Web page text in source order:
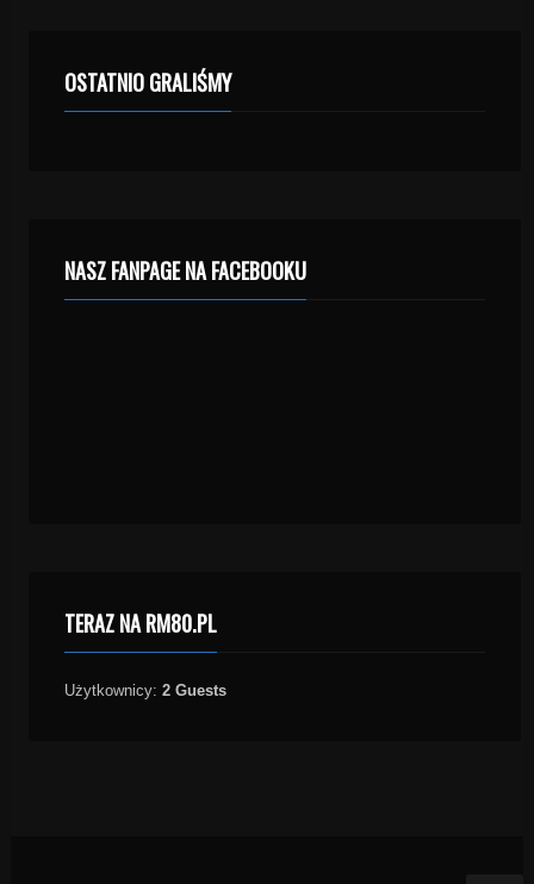
OSTATNIO GRALIŚMY
NASZ FANPAGE NA FACEBOOKU
TERAZ NA RM80.PL
Użytkownicy: 2 Guests